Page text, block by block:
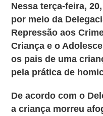
Nessa terça-feira,
por meio da
Repressão aos
Criança e o
os pais de uma
pela prática de
De acordo com o
a criança morreu